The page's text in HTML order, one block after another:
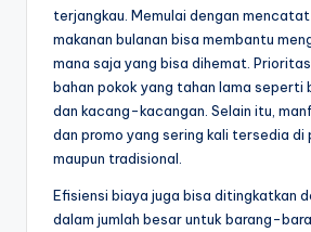
terjangkau. Memulai dengan
makanan bulanan bisa membantu
mana saja yang bisa dihemat.
bahan pokok yang tahan lama seperti
dan kacang-kacangan. Selain itu,
dan promo yang sering kali tersedia di
maupun tradisional.
Efisiensi biaya juga bisa ditingkatkan
dalam jumlah besar untuk barang-